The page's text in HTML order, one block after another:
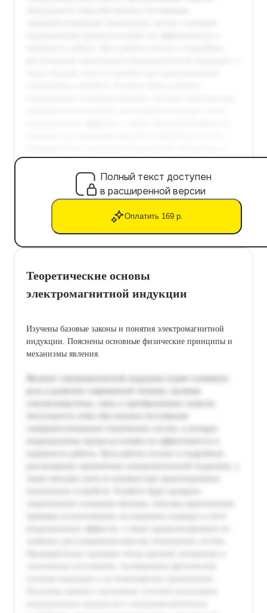
Полный текст доступен
в расширенной версии
Оплатить 169 р.
Теоретические основы
электромагнитной индукции
Изучены базовые законы и понятия электромагнитной
индукции. Пояснены основные физические принципы и
механизмы явления.